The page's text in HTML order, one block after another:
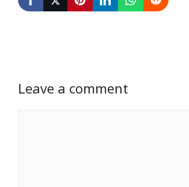
Leave a comment